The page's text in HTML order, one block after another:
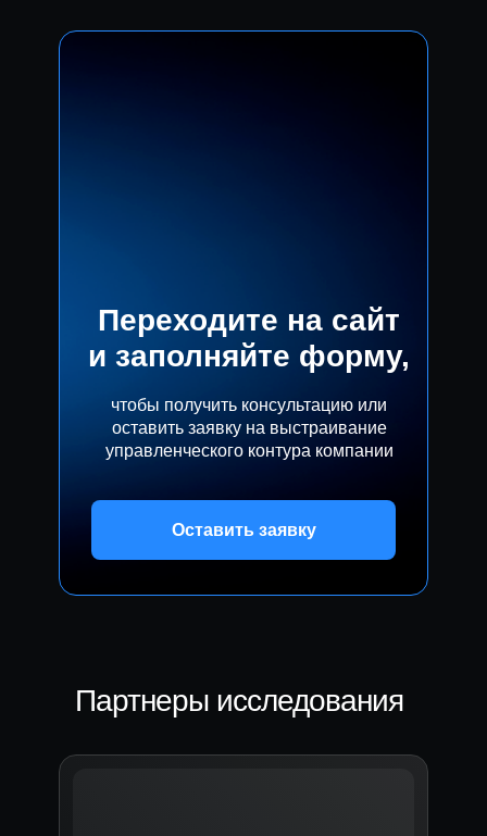
Переходите на сайт
и заполняйте форму,
Оставить заявку
чтобы получить консультацию или
оставить заявку на выстраивание
управленческого контура компании
Партнеры исследования